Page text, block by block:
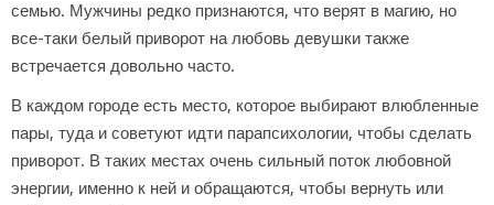
семью. Мужчины редко признаются, что верят в магию, но
все-таки белый приворот на любовь девушки также
встречается довольно часто.
В каждом городе есть место, которое выбирают влюбленные
пары, туда и советуют идти парапсихологии, чтобы сделать
приворот. В таких местах очень сильный поток любовной
энергии, именно к ней и обращаются, чтобы вернуть или